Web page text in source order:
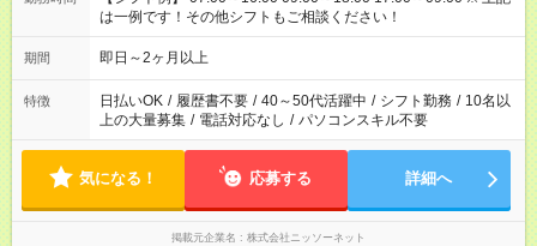
は一例です！その他シフトもご相談ください！
期間 即日～2ヶ月以上
特徴 日払いOK / 履歴書不要 / 40～50代活躍中 / シフト勤務 / 10名以
上の大量募集 / 電話対応なし / パソコンスキル不要
気になる！ 応募する 詳細へ
掲載元企業名 株式会社ニッソーネット